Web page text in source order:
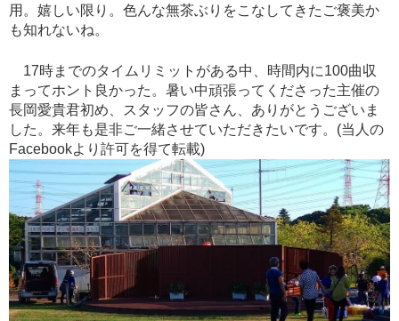
用。嬉しい限り。色んな無茶ぶりをこなしてきたご褒美か
も知れないね。
17時までのタイムリミットがある中、時間内に100曲収
まってホント良かった。暑い中頑張ってくださった主催の
長岡愛貴君初め、スタッフの皆さん、ありがとうございま
した。来年も是非ご一緒させていただきたいです。(当人の
Facebookより許可を得て転載)